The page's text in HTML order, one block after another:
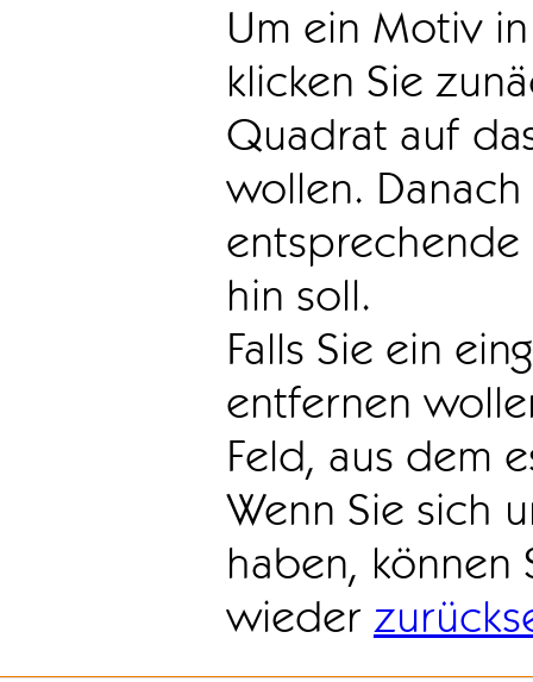
Um ein Motiv
klicken Sie
Quadrat auf
wollen.
hin soll.
Falls Sie ein
entfernen
Feld, aus dem
Wenn Sie sich
haben, können
wieder